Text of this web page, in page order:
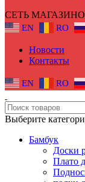
СЕТЬ
EN RO
Новости
Контакты
EN RO
Выберите
Бамбук
Доски
Плато